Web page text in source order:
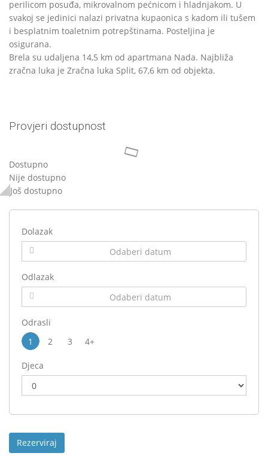
perilicom posuđa, mikrovalnom pećnicom i hladnjakom. U
svakoj se jedinici nalazi privatna kupaonica s kadom ili tušem
i besplatnim toaletnim potrepštinama. Posteljina je
osigurana.
Brela su udaljena 14,5 km od apartmana Nada. Najbliža
zračna luka je Zračna luka Split, 67,6 km od objekta.
Provjeri dostupnost
Dostupno
Nije dostupno
Još dostupno
Dolazak
Odlazak
Odrasli
1
2 3 4+
Djeca